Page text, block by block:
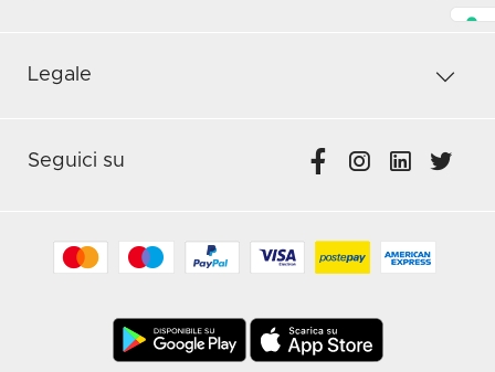
Legale
Seguici su